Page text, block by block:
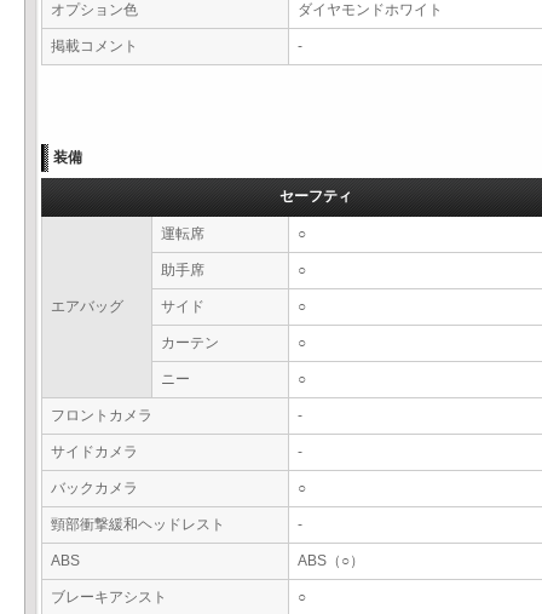
オプション色 ダイヤモンドホワイト
掲載コメント -
装備
セーフティ
エアバッグ
運転席 ○
助手席 ○
サイド ○
カーテン ○
ニー ○
フロントカメラ -
サイドカメラ -
バックカメラ ○
頸部衝撃緩和ヘッドレスト -
ABS ABS（○）
ブレーキアシスト ○